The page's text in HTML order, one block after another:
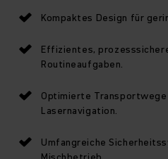
Kompaktes Design für
Effizientes,
Routineaufgaben.
Optimierte
Lasernavigation.
Umfangreiche